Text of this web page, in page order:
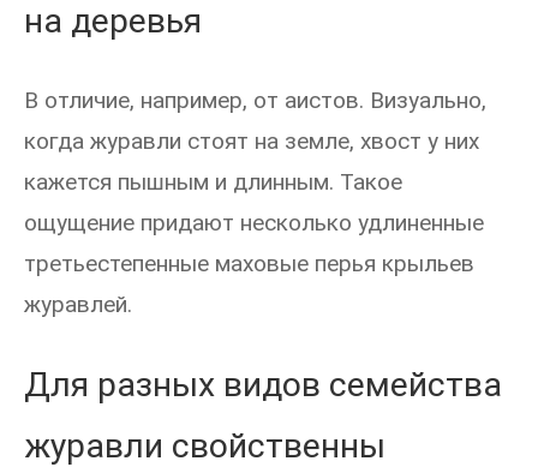
на деревья
В отличие, например, от аистов. Визуально,
когда журавли стоят на земле, хвост у них
кажется пышным и длинным. Такое
ощущение придают несколько удлиненные
третьестепенные маховые перья крыльев
журавлей.
Для разных видов семейства
журавли свойственны